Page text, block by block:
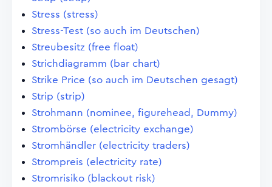
Stress (stress)
Stress-Test (so auch im Deutschen)
Streubesitz (free float)
Strichdiagramm (bar chart)
Strike Price (so auch im Deutschen gesagt)
Strip (strip)
Strohmann (nominee, figurehead, Dummy)
Strombörse (electricity exchange)
Stromhändler (electricity traders)
Strompreis (electricity rate)
Stromrisiko (blackout risk)